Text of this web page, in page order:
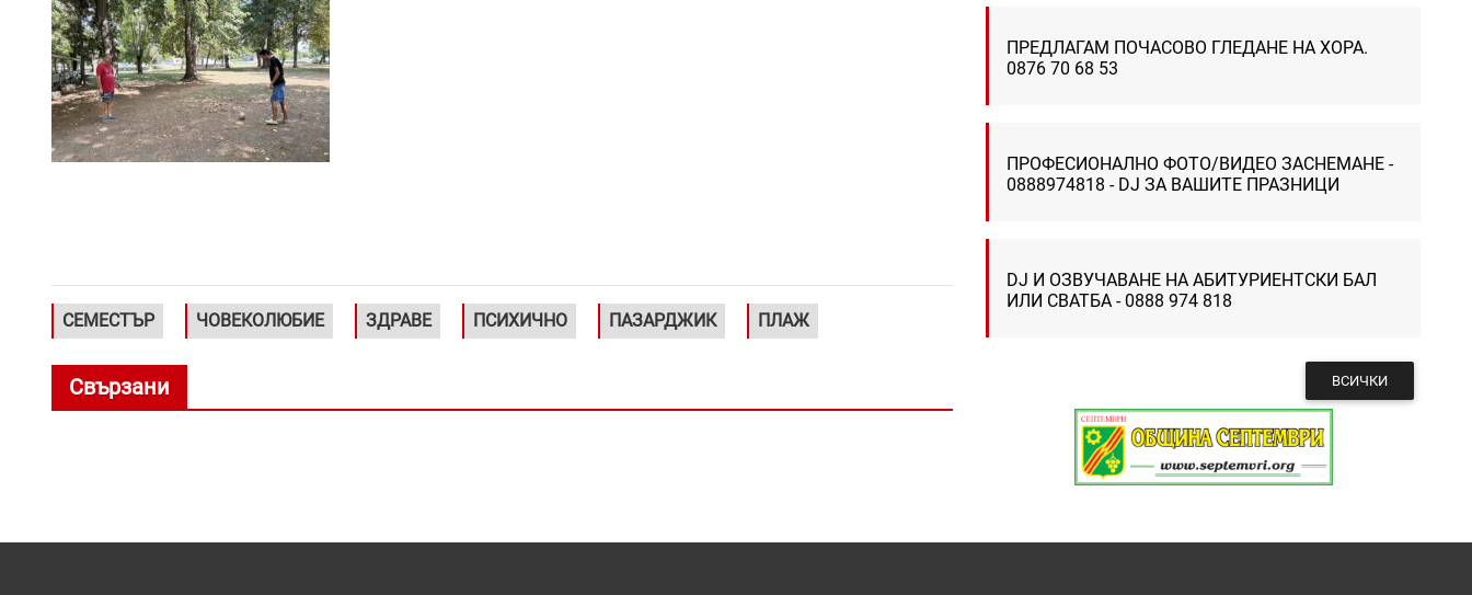
СЕМЕСТЪР ЧОВЕКОЛЮБИЕ ЗДРАВЕ ПСИХИЧНО ПАЗАРДЖИК ПЛАЖ
Свързани
ПРЕДЛАГАМ ПОЧАСОВО ГЛЕДАНЕ НА ХОРА.
0876 70 68 53
ПРОФЕСИОНАЛНО ФОТО/ВИДЕО ЗАСНЕМАНЕ -
0888974818 - DJ ЗА ВАШИТЕ ПРАЗНИЦИ
DJ И ОЗВУЧАВАНЕ НА АБИТУРИЕНТСКИ БАЛ
ИЛИ СВАТБА - 0888 974 818
ВСИЧКИ